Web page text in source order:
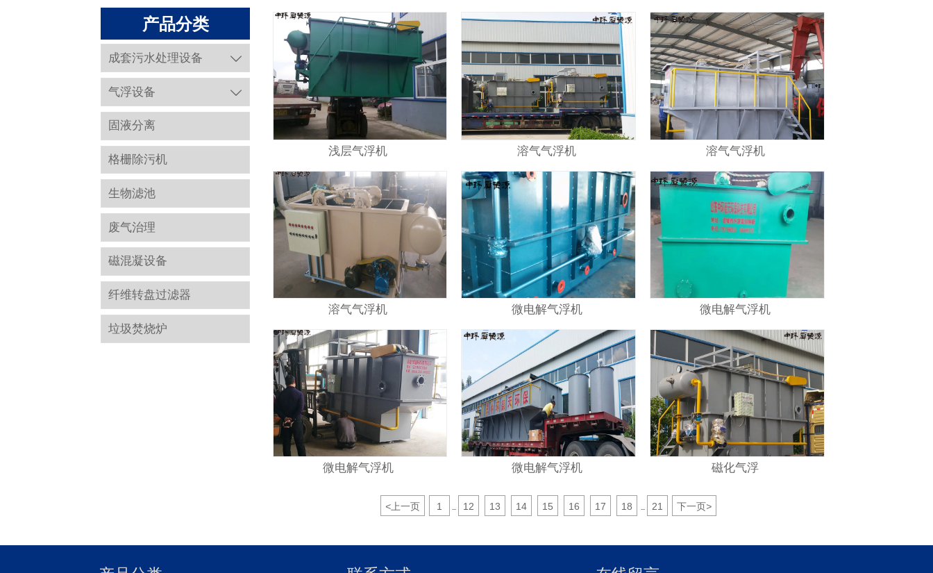
产品分类
成套污水处理设备 
气浮设备 
固液分离
格栅除污机
生物滤池
废气治理
磁混凝设备
纤维转盘过滤器
垃圾焚烧炉
浅层气浮机 溶气气浮机 溶气气浮机
溶气气浮机 微电解气浮机 微电解气浮机
微电解气浮机 微电解气浮机 磁化气浮
<上一页 1 ... 12 13 14 15 16 17 18 ... 21 下一页>